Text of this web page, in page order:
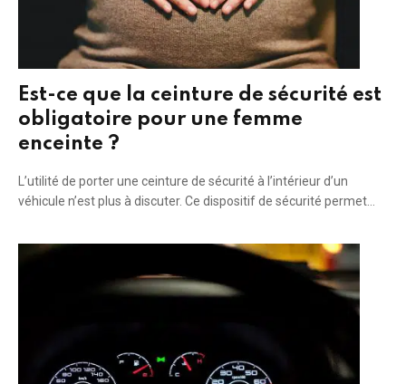
Est-ce que la ceinture de sécurité est
obligatoire pour une femme
enceinte ?
L’utilité de porter une ceinture de sécurité à l’intérieur d’un
véhicule n’est plus à discuter. Ce dispositif de sécurité permet…